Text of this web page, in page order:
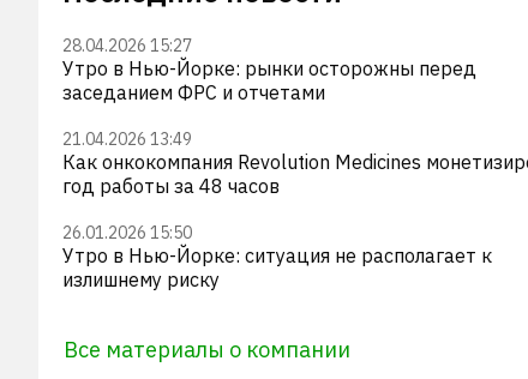
28.04.2026 15:27
Утро в Нью-Йорке: рынки осторожны перед
заседанием ФРС и отчетами
21.04.2026 13:49
Как онкокомпания Revolution Medicines
год работы за 48 часов
26.01.2026 15:50
Утро в Нью-Йорке: ситуация не располагает к
излишнему риску
Все материалы о компании